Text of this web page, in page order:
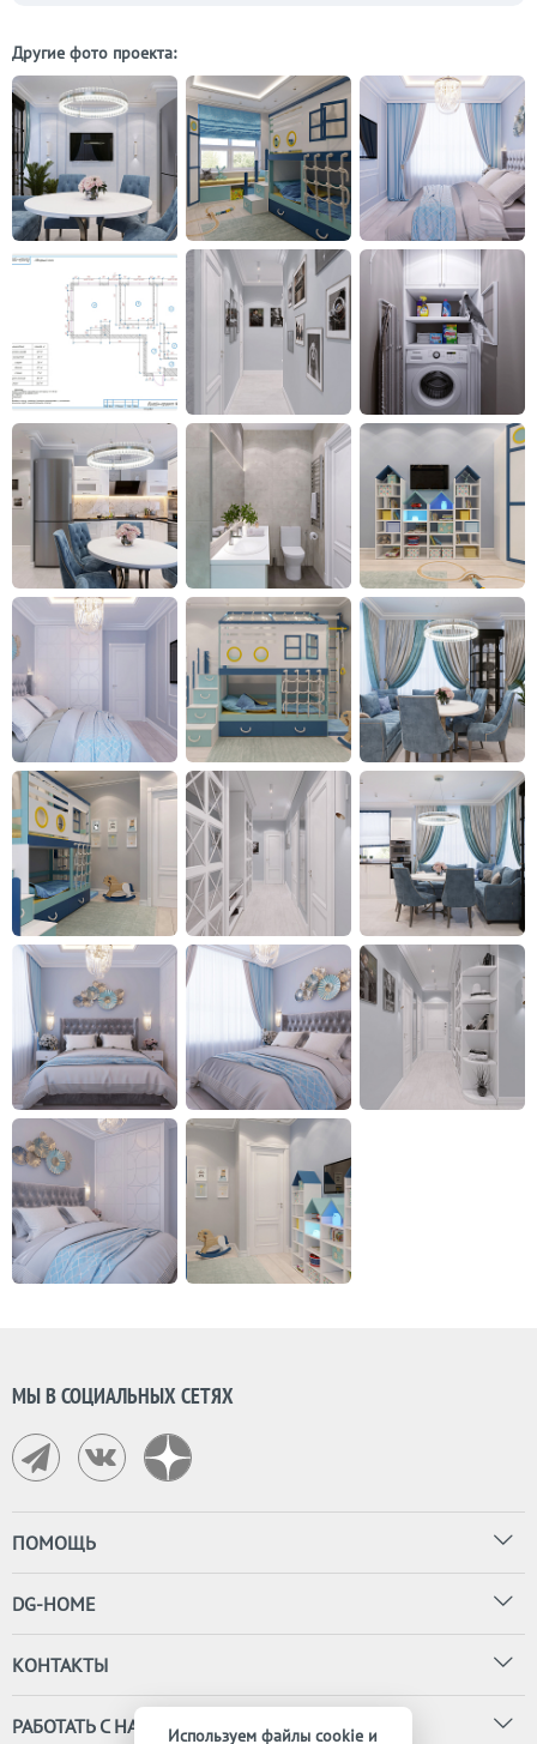
Другие фото проекта:
МЫ В СОЦИАЛЬНЫХ СЕТЯХ
ПОМОЩЬ
DG-HOME
КОНТАКТЫ
РАБОТАТЬ С НАМИ Используем файлы cookie и